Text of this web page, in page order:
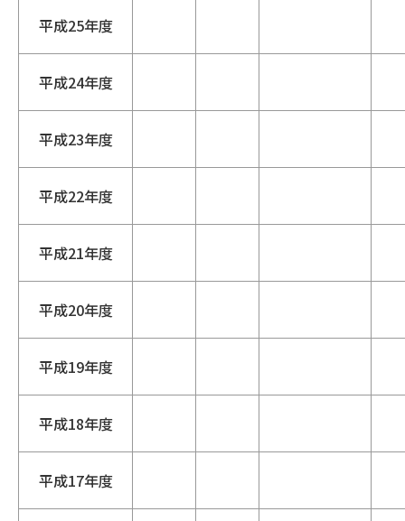
平成25年度
平成24年度
平成23年度
平成22年度
平成21年度
平成20年度
平成19年度
平成18年度
平成17年度